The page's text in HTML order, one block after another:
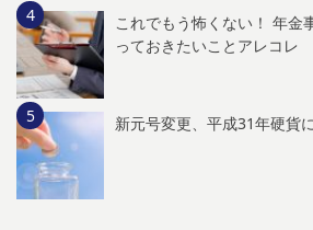
これでもう怖くない！ 年金
っておきたいことアレコレ
新元号変更、平成31年硬貨